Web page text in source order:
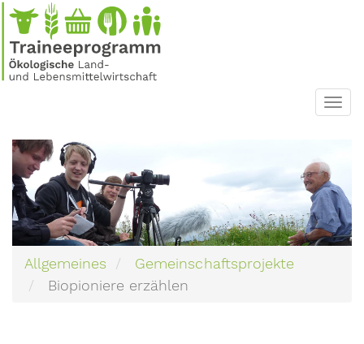
Direkt
zum
Inhalt
Allgemeines
Gemeinschaftsprojekte
Biopioniere erzählen